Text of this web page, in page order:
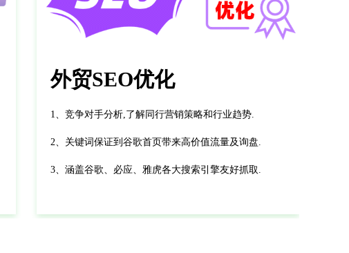
外贸SEO优化
1、竞争对手分析,了解同行营销策略和行业趋势.
2、关键词保证到谷歌首页带来高价值流量及询盘.
3、涵盖谷歌、必应、雅虎各大搜索引擎友好抓取.